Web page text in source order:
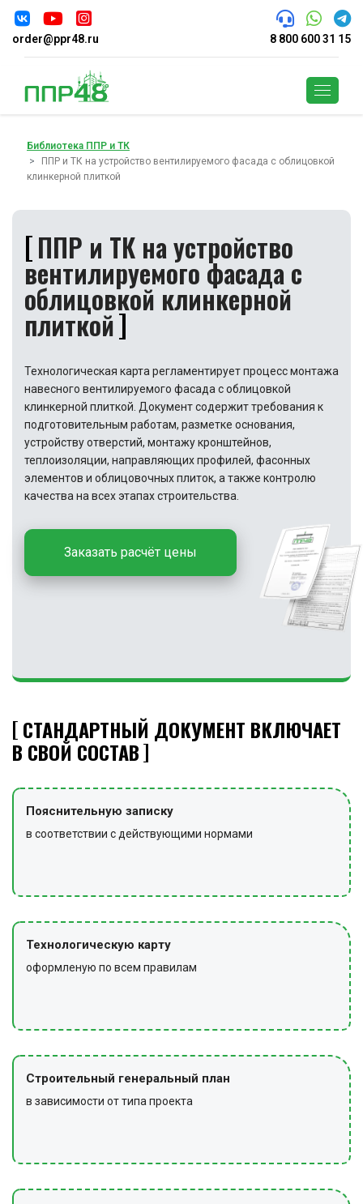
order@ppr48.ru 8 800 600 31 15
Библиотека ППР и ТК
ППР и ТК на устройство вентилируемого фасада с облицовкой
клинкерной плиткой
ППР и ТК на устройство
вентилируемого фасада с
облицовкой клинкерной
плиткой
Технологическая карта регламентирует процесс монтажа
навесного вентилируемого фасада с облицовкой
клинкерной плиткой. Документ содержит требования к
подготовительным работам, разметке основания,
устройству отверстий, монтажу кронштейнов,
теплоизоляции, направляющих профилей, фасонных
элементов и облицовочных плиток, а также контролю
качества на всех этапах строительства.
Заказать расчёт цены
СТАНДАРТНЫЙ ДОКУМЕНТ ВКЛЮЧАЕТ
В СВОЙ СОСТАВ
Пояснительную записку
в соответствии с действующими нормами
Технологическую карту
оформленую по всем правилам
Строительный генеральный план
в зависимости от типа проекта